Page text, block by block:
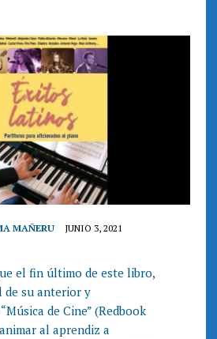
MAÑERU JUNIO 3, 2021
el fin último de este libro,
de su anterior y
de Cine” (Redbook
al aprendiz a